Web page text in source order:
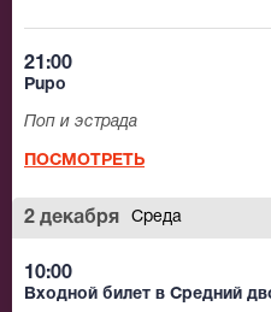
21:00
Pupo
Поп и эстрада
ПОСМОТРЕТЬ
2 декабря Среда
10:00
Входной билет в Средний